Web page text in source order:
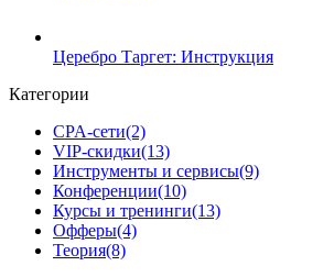
Церебро Таргет: Инструкция
Категории
CPA-сети(2)
VIP-скидки(13)
Инструменты и сервисы(9)
Конференции(10)
Курсы и тренинги(13)
Офферы(4)
Теория(8)